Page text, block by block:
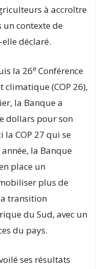
à accroître
contexte de
déclaré.
la 26e Conférence
climatique (COP 26),
la Banque a
dollars pour son
la COP 27 qui se
la Banque
place un
plus de
transition
du Sud, avec un
du pays.
ses résultats